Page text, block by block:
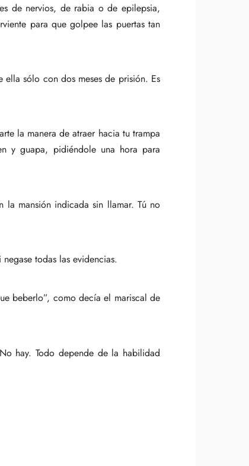
de nervios, de rabia o de epilepsia,
para que golpee las puertas tan
ella sólo con dos meses de prisión. Es
la manera de atraer hacia tu trampa
y guapa, pidiéndole una hora para
la mansión indicada sin llamar. Tú no
todas las evidencias.
beberlo”, como decía el mariscal de
hay. Todo depende de la habilidad